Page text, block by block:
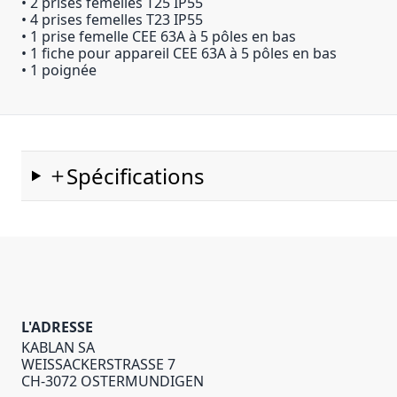
• 4 prises femelles T23 IP55
• 1 prise femelle CEE 63A à 5 pôles en bas
• 1 fiche pour appareil CEE 63A à 5 pôles en bas
• 1 poignée
Spécifications
L'ADRESSE
KABLAN SA
WEISSACKERSTRASSE 7
CH-3072 OSTERMUNDIGEN